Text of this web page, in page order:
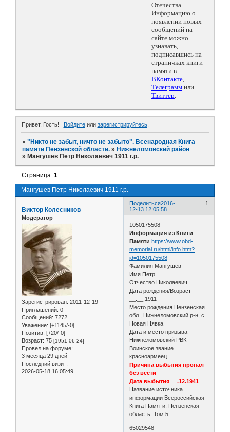
Отечества.
Информацию о
появлении новых
сообщений на
сайте можно
узнавать,
подписавшись на
страничках книги
памяти в
ВКонтакте,
Телеграмм или
Твиттер.
Привет, Гость! Войдитеили зарегистрируйтесь.
»"Никто не забыт, ничто не забыто". Всенародная Книга
памяти Пензенской области. » Нижнеломовский район
» Мангушев Петр Николаевич 1911 г.р.
Мангушев Петр Николаевич 1911 г.р.
Страница:1
Поделиться 1
2016-
12-13 12:05:58
Виктор Колесников
Модератор
Зарегистрирован: 2011-12-19
Приглашений: 0
Сообщений: 7272
Уважение: [+1145/-0]
Позитив: [+20/-0]
Возраст: 75 [1951-06-24]
Провел на форуме:
3 месяца 29 дней
Последний визит:
2026-05-18 16:05:49
1050175508
Информация из Книги
Памяти https://www.obd-
memorial.ru/html/info.htm?
id=1050175508
Фамилия Мангушев
Имя Петр
Отчество Николаевич
Дата рождения/Возраст
__.__.1911
Место рождения Пензенская
обл., Нижнеломовский р-н, с.
Новая Нявка
Дата и место призыва
Нижнеломовский РВК
Воинское звание
красноармеец
Причина выбытия пропал
без вести
Дата выбытия __.12.1941
Название источника
информации Всероссийская
Книга Памяти. Пензенская
область. Том 5
65029548